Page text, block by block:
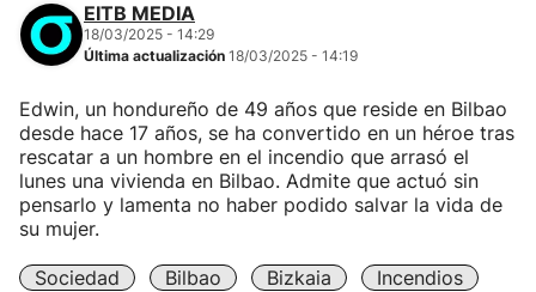
EITB MEDIA
18/03/2025 - 14:29
Última actualización 18/03/2025 - 14:19
Edwin, un hondureño de 49 años que reside en Bilbao
desde hace 17 años, se ha convertido en un héroe tras
rescatar a un hombre en el incendio que arrasó el
lunes una vivienda en Bilbao. Admite que actuó sin
pensarlo y lamenta no haber podido salvar la vida de
su mujer.
Sociedad Bilbao Bizkaia
Incendios